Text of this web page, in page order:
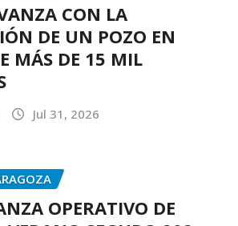
CON LA
DE UN POZO EN
MÁS DE 15 MIL
Jul 31, 2026
OPERATIVO DE